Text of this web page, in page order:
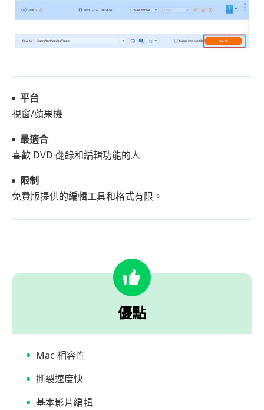
平台
視窗/蘋果機
最適合
喜歡 DVD 翻錄和編輯功能的人
限制
免費版提供的編輯工具和格式有限。
優點
Mac 相容性
撕裂速度快
基本影片編輯